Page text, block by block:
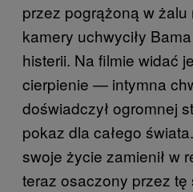
przez pogrążoną w żalu
kamery uchwyciły
histerii. Na filmie widać
cierpienie — intymna
doświadczył ogromnej
pokaz dla całego
swoje życie zamienił w
teraz osaczony przez